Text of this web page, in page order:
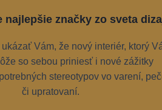
najlepšie značky zo sveta
Vám, že nový interiér, ktorý
so sebou priniesť i nové zážitky
stereotypov vo varení,
či upratovaní.